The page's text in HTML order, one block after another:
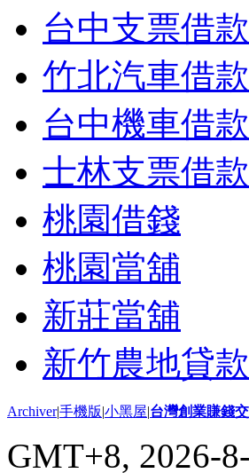
台中支票借款
竹北汽車借款
台中機車借款
士林支票借款
桃園借錢
桃園當舖
新莊當舖
新竹農地貸款
Archiver|手機版|小黑屋|台灣創業賺錢
GMT+8, 2026-